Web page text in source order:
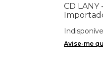
CD
Avise-me